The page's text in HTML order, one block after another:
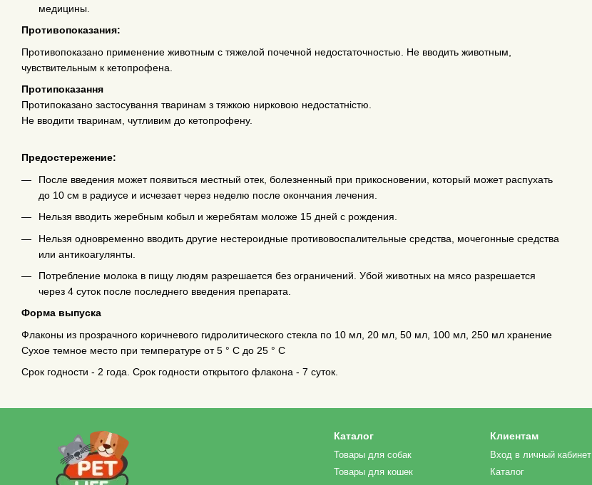
медицины.
Противопоказания:
Противопоказано применение животным с тяжелой почечной недостаточностью. Не вводить животным,
чувствительным к кетопрофена.
Протипоказання
Протипоказано застосування тваринам з тяжкою нирковою недостатністю.
Не вводити тваринам, чутливим до кетопрофену.
Предостережение:
После введения может появиться местный отек, болезненный при прикосновении, который может распухать
до 10 см в радиусе и исчезает через неделю после окончания лечения.
Нельзя вводить жеребным кобыл и жеребятам моложе 15 дней с рождения.
Нельзя одновременно вводить другие нестероидные противовоспалительные средства, мочегонные средства
или антикоагулянты.
Потребление молока в пищу людям разрешается без ограничений. Убой животных на мясо разрешается
через 4 суток после последнего введения препарата.
Форма выпуска
Флаконы из прозрачного коричневого гидролитического стекла по 10 мл, 20 мл, 50 мл, 100 мл, 250 мл хранение
Сухое темное место при температуре от 5 ° С до 25 ° С
Срок годности - 2 года. Срок годности открытого флакона - 7 суток.
Каталог
Товары для собак
Товары для кошек
Клиентам
Вход в личный кабинет
Каталог